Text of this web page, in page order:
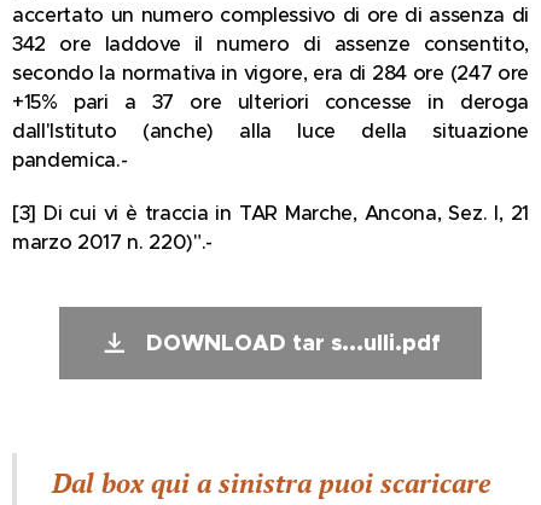
accertato un numero complessivo di ore di assenza di
342 ore laddove il numero di assenze consentito,
secondo la normativa in vigore, era di 284 ore (247 ore
+15% pari a 37 ore ulteriori concesse in deroga
dall'Istituto (anche) alla luce della situazione
pandemica.-
[3] Di cui vi è traccia in TAR Marche, Ancona, Sez. I, 21
marzo 2017 n. 220)".-
DOWNLOAD tar s...ulli.pdf
Dal box qui a sinistra puoi scaricare